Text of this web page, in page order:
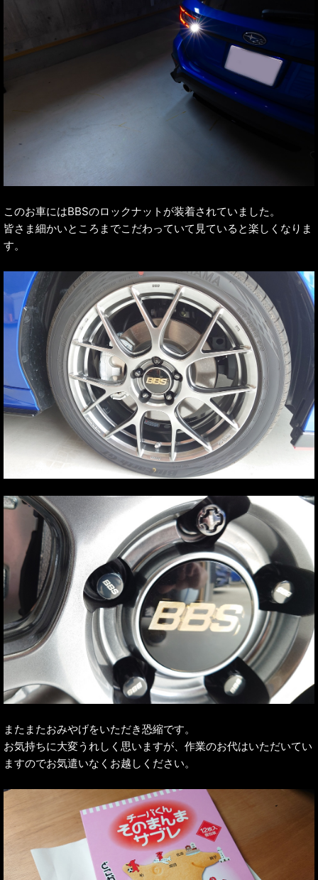
このお車にはBBSのロックナットが装着されていました。
皆さま細かいところまでこだわっていて見ていると楽しくなりま
す。
またまたおみやげをいただき恐縮です。
お気持ちに大変うれしく思いますが、作業のお代はいただいてい
ますのでお気遣いなくお越しください。